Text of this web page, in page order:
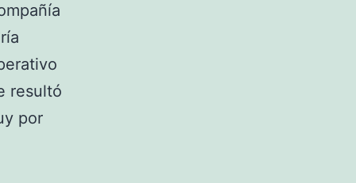
resultó
por